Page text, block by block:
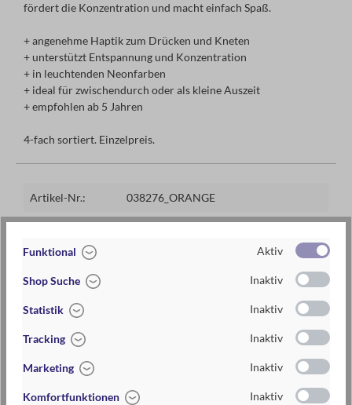
fördert die Konzentration und macht einfach Spaß.
+ angenehme Haptik zum Drücken und Kneten
+ unterstützt Entspannung und Konzentration
+ in leuchtenden Neonfarben
+ ideal für zwischendurch oder als kleine Auszeit
+ empfohlen ab 5 Jahren
4-fach sortiert. Einzelpreis.
Artikel-Nr.: 038276_ORANGE
EAN / ISBN 4033477382764
Warengruppe
Lieferzeit
Preis
Maße ca. 5 cm x 5 cm x 5 cm (B x H x T)
ab 5 Jahren
Funktional Aktiv
Shop Suche Inaktiv
Statistik Inaktiv
Tracking Inaktiv
Marketing Inaktiv
Komfortfunktionen Inaktiv